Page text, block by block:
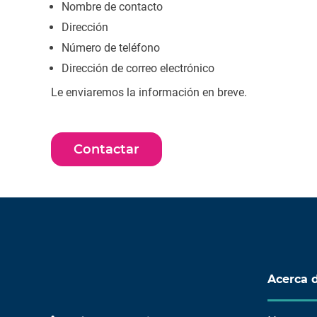
Nombre de contacto
Dirección
Número de teléfono
Dirección de correo electrónico
Le enviaremos la información en breve.
Contactar
Acerca